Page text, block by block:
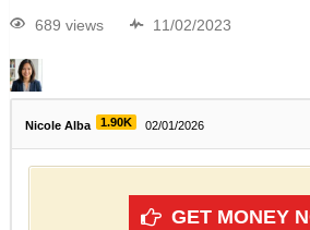
689 views 11/02/2023
Nicole Alba 1.90K 02/01/2026
GET MONEY